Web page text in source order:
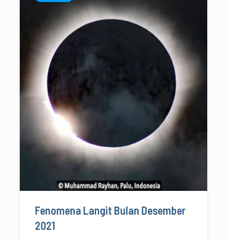
Fenomena Langit Bulan Desember
2021